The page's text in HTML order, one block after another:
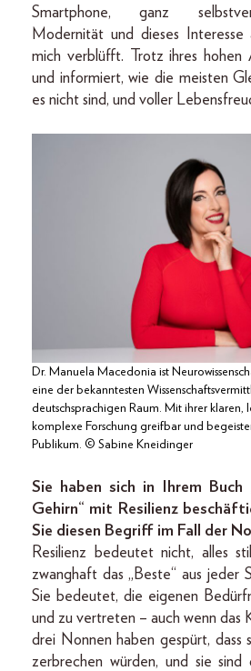
Smartphone, ganz
Modernität und dieses
mich verblüfft. Trotz ihres hohen
und informiert, wie die meisten
es nicht sind, und voller
Dr. Manuela Macedonia ist
eine der bekanntesten
deutschsprachigen Raum. Mit ihrer klaren,
komplexe Forschung greifbar und
Publikum. © Sabine Kneidinger
Sie haben sich in Ihrem Buch
Gehirn“ mit Resilienz
Sie diesen Begriff im Fall der
Resilienz bedeutet nicht, alles
zwanghaft das „Beste“ aus jeder
Sie bedeutet, die eigenen
und zu vertreten – auch wenn das
drei Nonnen haben gespürt, dass
zerbrechen würden, und sie sind